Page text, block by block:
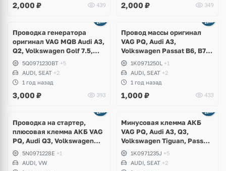
2,000 ₽ 439 2,000 ₽ 349
Проводка генератора
оригинал VAG MQB Audi A3,
Q2, Volkswagen Golf 7.5,
Passat B8, Jetta, T-Roc,
Skoda Octavia A7, Superb,
Seat Leon, Ateca
5Q0971230BT +5
AUDI, SEAT +2
1 год назад
3,000 ₽ 393
Провод массы оригинал
VAG PQ, Audi A3,
Volkswagen Passat B6, B7,
CC, Caddy, Golf 5, 6,
Scirocco, Eos, Jetta, Skoda
Yeti, Octavia A5, Superb,
Seat Leon, Altea
1K0971250L
+1
AUDI, SEAT +2
1 год назад
1,000 ₽ 433
Проводка на стартер,
плюсовая клемма АКБ VAG
PQ, Audi Q3, Volkswagen
Tiguan
5N0971228E +1
AUDI, VW
Минусовая клемма АКБ
VAG PQ, Audi A3, Q3,
Volkswagen Tiguan, Passat
B6, B7, CC, Caddy, Golf 5, 6,
Scirocco, Eos, Jetta, Skoda
Yeti, Octavia A5, Superb,
1K0971235J +5
AUDI, SEAT +2